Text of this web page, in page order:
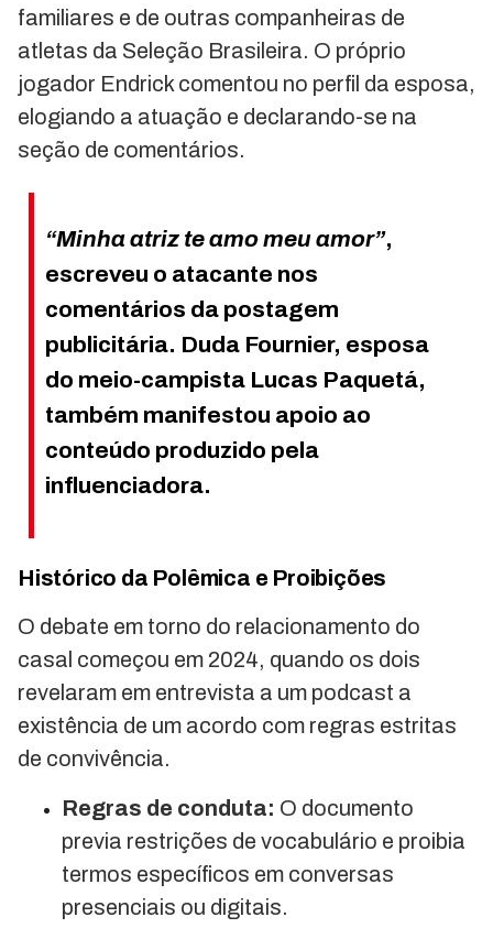
familiares e de outras companheiras de
atletas da Seleção Brasileira. O próprio
jogador Endrick comentou no perfil da esposa,
elogiando a atuação e declarando-se na
seção de comentários.
“Minha atriz te amo meu amor”,
escreveu o atacante nos
comentários da postagem
publicitária. Duda Fournier, esposa
do meio-campista Lucas Paquetá,
também manifestou apoio ao
conteúdo produzido pela
influenciadora.
Histórico da Polêmica e Proibições
O debate em torno do relacionamento do
casal começou em 2024, quando os dois
revelaram em entrevista a um podcast a
existência de um acordo com regras estritas
de convivência.
Regras de conduta: O documento
previa restrições de vocabulário e proibia
termos específicos em conversas
presenciais ou digitais.